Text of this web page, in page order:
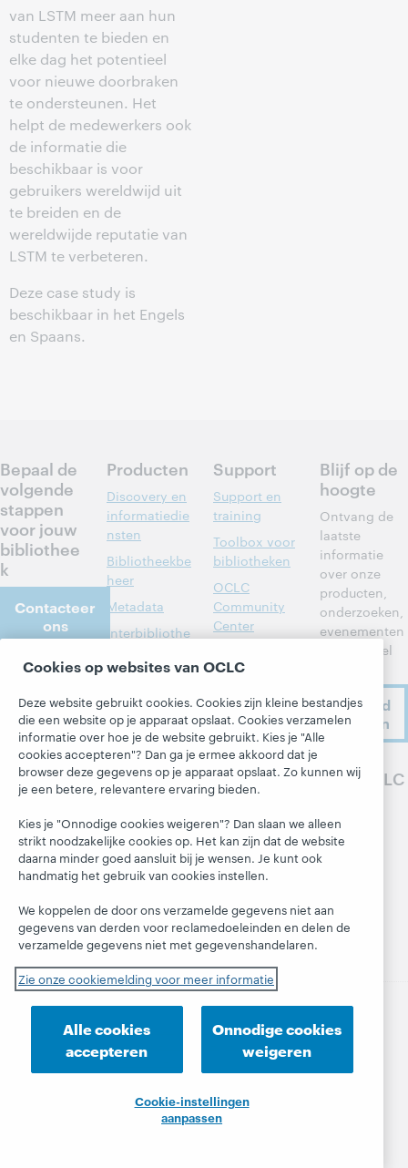
van LSTM meer aan hun
studenten te bieden en
elke dag het potentieel
voor nieuwe doorbraken
te ondersteunen. Het
helpt de medewerkers ook
de informatie die
beschikbaar is voor
gebruikers wereldwijd uit
te breiden en de
wereldwijde reputatie van
LSTM te verbeteren.
Deze case study is
beschikbaar in het Engels
en Spaans.
Bepaal de
volgende
stappen
voor jouw
bibliothee
k
Contacteer
ons
Over
Over OCLC
Werken bij
OCLC
Respect en
Saamhorighei
Financieel
Ons bestuur
Trust Center
Producten
Discovery en
informatiedie
nsten
Bibliotheekbe
heer
Metadata
Interbibliothe
leenverkeer
Leden aan het
woord
Alle producten
en diensten »
Leren
Research
WebJunction
Evenementen
webinars
Support
Support en
training
Toolbox voor
bibliotheken
OCLC
Community
Center
Network
BibFormats
Systeemstatu
sdashboard
Blogs
Next-blog
Blog 'Hanging
Together'
President's
blog
Blijf op de
hoogte
Ontvang de
laatste
informatie
over onze
producten,
onderzoeken,
evenementen
en nog veel
Ik meld
me aan
Volg OCLC
© 2026 OCLC
(Inter)nationale product- en/of
dienstnamen die het eigendom zijn van OCLC, Inc. en
buitenlandse filialen
Cookie-instellingen aanpassen
Toegankelijkheidsverklaring
Cookies op websites van OCLC
Deze website gebruikt cookies. Cookies zijn kleine bestandjes
die een website op je apparaat opslaat. Cookies verzamelen
informatie over hoe je de website gebruikt. Kies je "Alle
cookies accepteren"? Dan ga je ermee akkoord dat je
browser deze gegevens op je apparaat opslaat. Zo kunnen wij
je een betere, relevantere ervaring bieden.
Kies je "Onnodige cookies weigeren"? Dan slaan we alleen
strikt noodzakelijke cookies op. Het kan zijn dat de website
daarna minder goed aansluit bij je wensen. Je kunt ook
handmatig het gebruik van cookies instellen.
We koppelen de door ons verzamelde gegevens niet aan
gegevens van derden voor reclamedoeleinden en delen de
verzamelde gegevens niet met gegevenshandelaren.
Zie onze cookiemelding voor meer informatie
Alle cookies
accepteren
Onnodige cookies
weigeren
Cookie-instellingen
aanpassen